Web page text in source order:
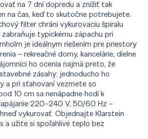
na 7 dní dopredu a znížiť tak
na čas, keď to skutočne potrebujete.
filter chráni vykurovaciu špiralu
typickému zápachu pri
je ideálnym riešením pre priestory
– rekreačné domy, kancelárie, dielne
ho ocenia najmä preto, že
zásahy: jednoducho ho
a pri sťahovaní vezmete so
10 cm sa nenápadne hodí k
220–240 V, 50/60 Hz –
vykurovať. Objednajte Klarstein
a užite si spoľahlivé teplo bez